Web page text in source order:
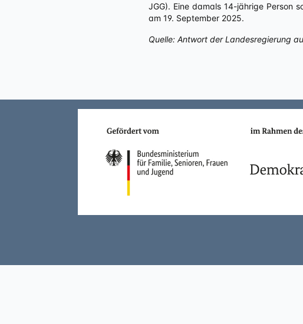
JGG). Eine damals 14-jährige Person
am 19. September 2025.
Quelle: Antwort der Landesregierung